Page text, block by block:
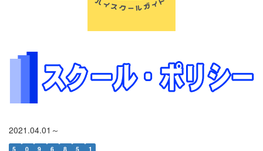
2021.04.01～
5 0 9 6 8 5 1